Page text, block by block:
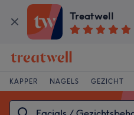
Treatwell
KAPPER NAGELS GEZICHT